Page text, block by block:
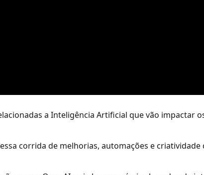
a Inteligência Artificial que vão impactar
corrida de melhorias, automações e criatividade